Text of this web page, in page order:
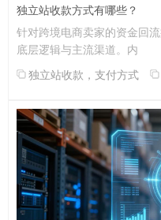
独立站收款方式有哪些？
针对跨境电商卖家的资金回
底层逻辑与主流渠道。内
独立站收款，支付方式